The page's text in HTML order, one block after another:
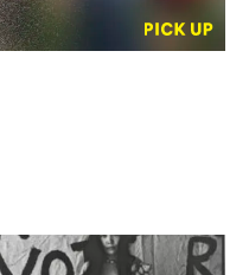
トム・ハール、フランシス・ハ